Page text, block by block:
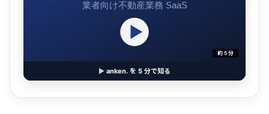
業者向け不動産業務 SaaS
約 5 分
▶ anken. を 5 分で知る